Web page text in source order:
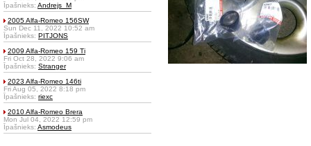
Īpašnieks: Andrejs_M
2005 Alfa-Romeo 156SW
Sun Dec 11, 2022 10:52 am
Īpašnieks: PITJONS
2009 Alfa-Romeo 159 Ti
Fri Oct 28, 2022 9:06 am
Īpašnieks: Stranger
2023 Alfa-Romeo 146ti
Fri Aug 05, 2022 8:18 pm
Īpašnieks: riexc
2010 Alfa-Romeo Brera
Mon Jul 04, 2022 12:59 pm
Īpašnieks: Asmodeus